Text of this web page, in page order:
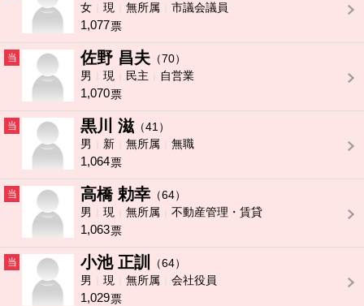
女
現 無所属 市議会議員
1,077票
当 佐野 昌夫 （70）
男
現 民主 自営業
1,070票
当 黒川 滋（41）
男
新 無所属 無職
1,064票
当 高橋 勅幸 （64）
男
現 無所属 不動産管理・賃貸
1,063票
当 小池 正訓
（64）
男
現 無所属 会社役員
1,029票